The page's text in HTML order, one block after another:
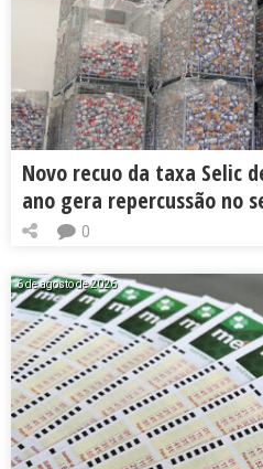
Novo recuo da taxa Selic
ano gera repercussão no
0
6 de agosto de 2026